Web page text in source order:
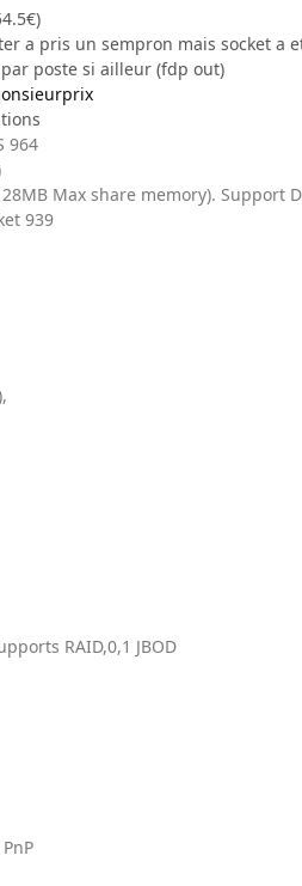
a pris un sempron mais socket a
poste si ailleur (fdp out)
964
Max share memory). Support
939
RAID,0,1 JBOD